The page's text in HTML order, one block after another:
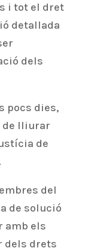
i tot el dret
detallada
dels
pocs dies,
de lliurar
de
del
de solució
amb els
dels drets